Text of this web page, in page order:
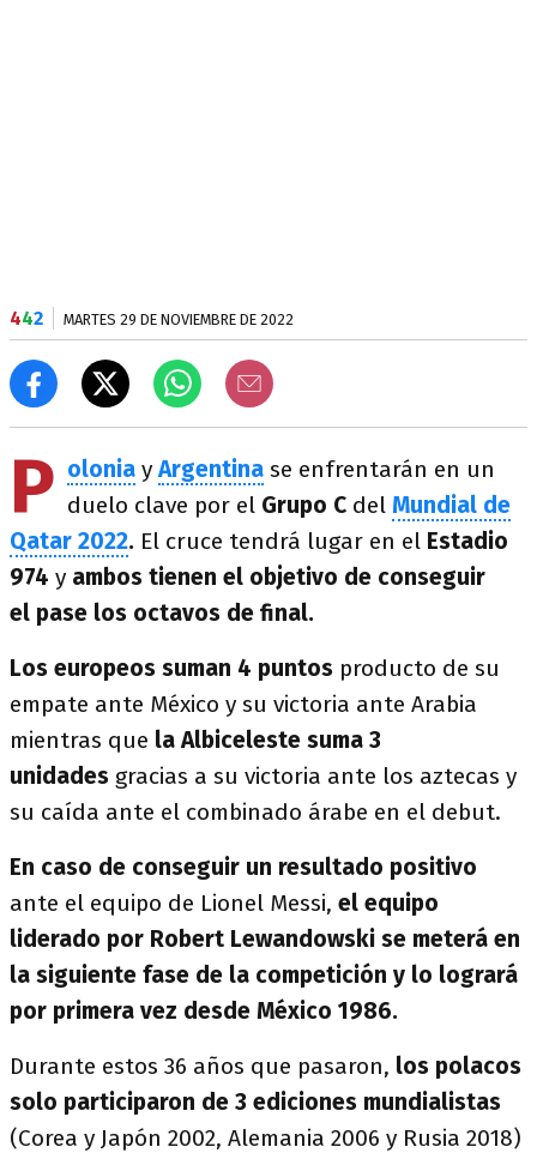
442 MARTES 29 DE NOVIEMBRE DE 2022
P olonia yArgentina se enfrentarán en un
duelo clave por el Grupo C del Mundial de
Qatar 2022. El cruce tendrá lugar en el Estadio
974 y ambos tienen el objetivo de conseguir
el pase los octavos de final.
Los europeos suman 4 puntos producto de su
empate ante México y su victoria ante Arabia
mientras que la Albiceleste suma 3
unidades gracias a su victoria ante los aztecas y
su caída ante el combinado árabe en el debut.
En caso de conseguir un resultado positivo
ante el equipo de Lionel Messi, el equipo
liderado por Robert Lewandowski se meterá en
la siguiente fase de la competición y lo logrará
por primera vez desde México 1986.
Durante estos 36 años que pasaron, los polacos
solo participaron de 3 ediciones mundialistas
(Corea y Japón 2002, Alemania 2006 y Rusia 2018)